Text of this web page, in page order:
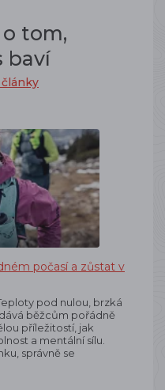
tom,
baví
počasí a zůstat v
pod nulou, brzká
běžcům pořádně
příležitostí, jak
a mentální sílu.
správně se